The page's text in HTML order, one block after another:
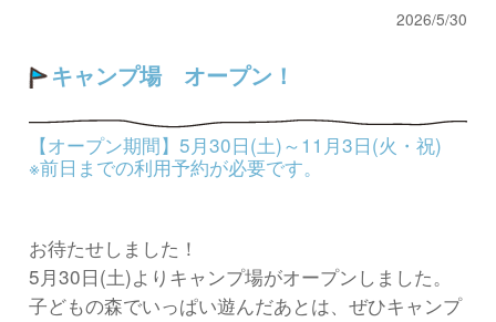
2026/5/30
キャンプ場 オープン！
【オープン期間】5月30日(土)～11月3日(火・祝)
※前日までの利用予約が必要です。
お待たせしました！
5月30日(土)よりキャンプ場がオープンしました。
子どもの森でいっぱい遊んだあとは、ぜひキャンプ